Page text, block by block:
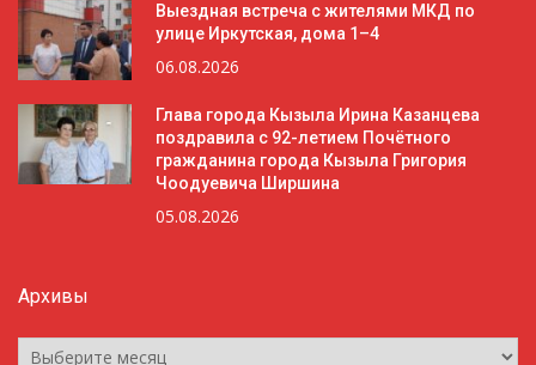
Выездная встреча с жителями МКД по
улице Иркутская, дома 1–4
06.08.2026
Глава города Кызыла Ирина Казанцева
поздравила с 92-летием Почётного
гражданина города Кызыла Григория
Чоодуевича Ширшина
05.08.2026
Архивы
Архивы